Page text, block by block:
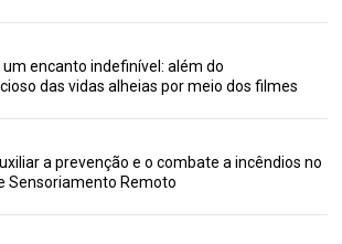
encanto indefinível: além do
das vidas alheias por meio dos filmes
a prevenção e o combate a incêndios no
Sensoriamento Remoto